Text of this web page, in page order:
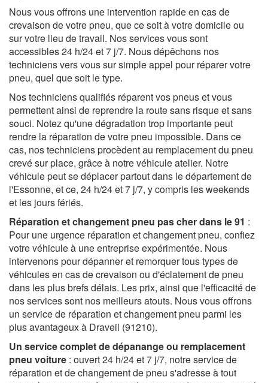
Nous vous offrons une intervention rapide en cas de
crevaison de votre pneu, que ce soit à votre domicile ou
sur votre lieu de travail. Nos services vous sont
accessibles 24 h/24 et 7 j/7. Nous dépêchons nos
techniciens vers vous sur simple appel pour réparer votre
pneu, quel que soit le type.
Nos techniciens qualifiés réparent vos pneus et vous
permettent ainsi de reprendre la route sans risque et sans
souci. Notez qu'une dégradation trop importante peut
rendre la réparation de votre pneu impossible. Dans ce
cas, nos techniciens procèdent au remplacement du pneu
crevé sur place, grâce à notre véhicule atelier. Notre
véhicule peut se déplacer partout dans le département de
l'Essonne, et ce, 24 h/24 et 7 j/7, y compris les weekends
et les jours fériés.
Réparation et changement pneu pas cher dans le 91 :
Pour une urgence réparation et changement pneu, confiez
votre véhicule à une entreprise expérimentée. Nous
intervenons pour dépanner et remorquer tous types de
véhicules en cas de crevaison ou d'éclatement de pneu
dans les plus brefs délais. Les prix, ainsi que l'efficacité de
nos services sont nos meilleurs atouts. Nous vous offrons
un service de réparation et changement pneu parmi les
plus avantageux à Draveil (91210).
Un service complet de dépanange ou remplacement
pneu voiture : ouvert 24 h/24 et 7 j/7, notre service de
réparation et de changement de pneu s'adresse à tout